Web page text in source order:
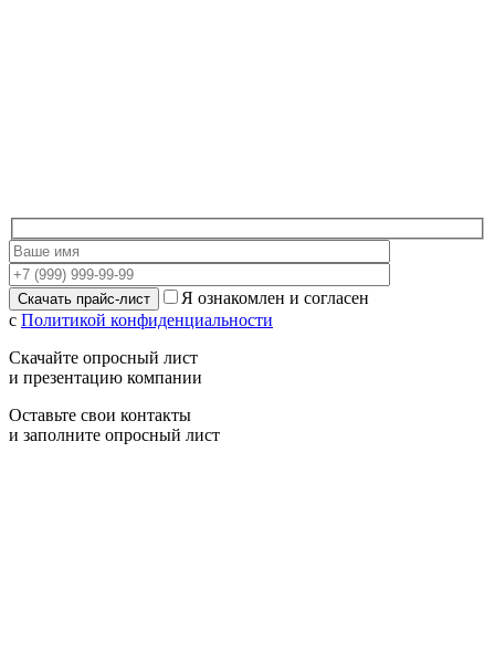
Я ознакомлен и согласен
с Политикой конфиденциальности
Скачайте опросный лист
и презентацию компании
Оставьте свои контакты
и заполните опросный лист